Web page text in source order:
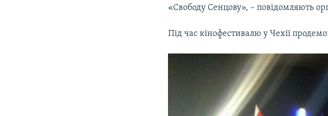
«Свободу Сенцову», – повідомляють
Під час кінофестивалю у Чехії